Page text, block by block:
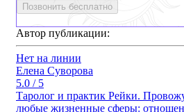
Позвонить бесплатно
Автор публикации:
Нет на линии
Елена Суворова
5.0 / 5
Таролог и практик Рейки.
любые жизненные сферы: